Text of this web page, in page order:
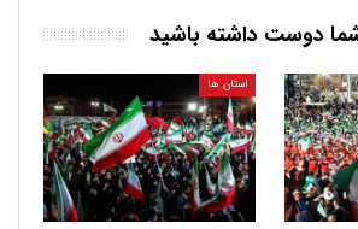
دوست داشته باشید
استان ها